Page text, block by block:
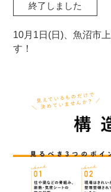
終了しました
10月1日(日)、魚沼市
す！